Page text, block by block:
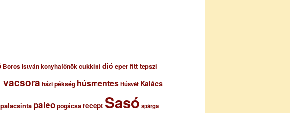
Boros István konyhafőnökcukkini dió eperfitt tepszi
vacsora házi pékség húsmentesHúsvét Kalács
palacsinta paleopogácsarecept Sasó spárga